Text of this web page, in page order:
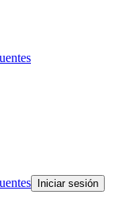
Iniciar sesión